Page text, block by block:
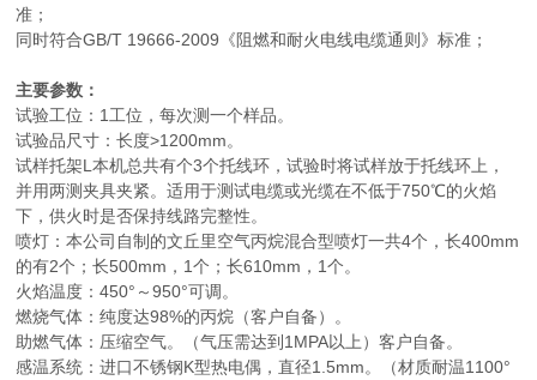
准；
同时符合GB/T 19666-2009《阻燃和耐火电线电缆通则》标准；
主要参数：
试验工位：1工位，每次测一个样品。
试验品尺寸：长度>1200mm。
试样托架L本机总共有个3个托线环，试验时将试样放于托线环上，
并用两测夹具夹紧。适用于测试电缆或光缆在不低于750℃的火焰
下，供火时是否保持线路完整性。
喷灯：本公司自制的文丘里空气丙烷混合型喷灯一共4个，长400mm
的有2个；长500mm，1个；长610mm，1个。
火焰温度：450°～950°可调。
燃烧气体：纯度达98%的丙烷（客户自备）。
助燃气体：压缩空气。（气压需达到1MPA以上）客户自备。
感温系统：进口不锈钢K型热电偶，直径1.5mm。（材质耐温1100°